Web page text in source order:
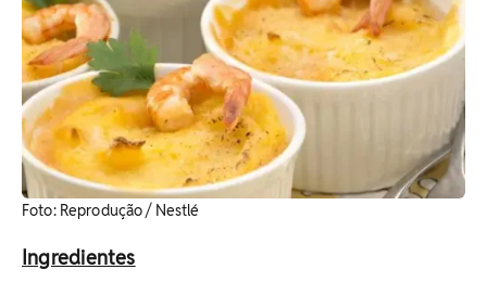
Foto: Reprodução / Nestlé
Ingredientes